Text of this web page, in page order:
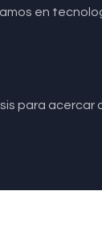
en
para acercar